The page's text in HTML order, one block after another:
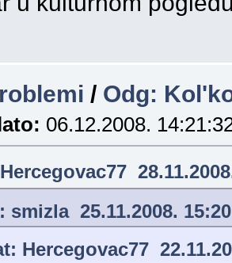
/ Odg:
06.12.2008.
smizla 25.11.2008.
Hercegovac77